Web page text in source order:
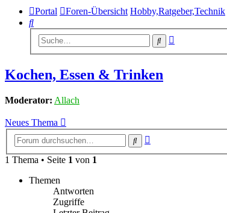
Portal Foren-Übersicht Hobby,Ratgeber,Technik
Suche
Suche
Kochen, Essen & Trinken
Moderator: Allach
Neues Thema
Suche
1 Thema • Seite 1 von 1
Themen
Antworten
Zugriffe